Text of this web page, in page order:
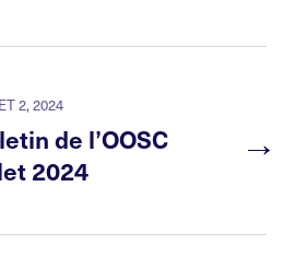
2, 2024
de l’OOSC
2024
→